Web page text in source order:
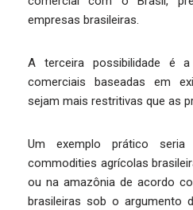
empresas brasileiras.
A terceira possibilidade é
comerciais baseadas em
sejam mais restritivas que as
Um exemplo prático
commodities agrícolas
ou na amazônia de acordo
brasileiras sob o argumento